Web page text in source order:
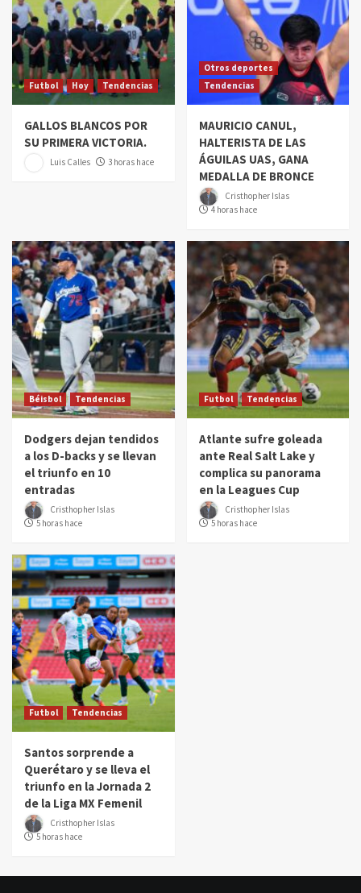
Futbol Hoy Tendencias
GALLOS BLANCOS POR
SU PRIMERA VICTORIA.
Luis Calles 3 horas hace
Otros deportes
Tendencias
MAURICIO CANUL,
HALTERISTA DE LAS
ÁGUILAS UAS, GANA
MEDALLA DE BRONCE
Cristhopher Islas
4 horas hace
Béisbol Tendencias
Dodgers dejan tendidos
a los D-backs y se llevan
el triunfo en 10
entradas
Cristhopher Islas
5 horas hace
Futbol Tendencias
Atlante sufre goleada
ante Real Salt Lake y
complica su panorama
en la Leagues Cup
Cristhopher Islas
5 horas hace
Futbol Tendencias
Santos sorprende a
Querétaro y se lleva el
triunfo en la Jornada 2
de la Liga MX Femenil
Cristhopher Islas
5 horas hace